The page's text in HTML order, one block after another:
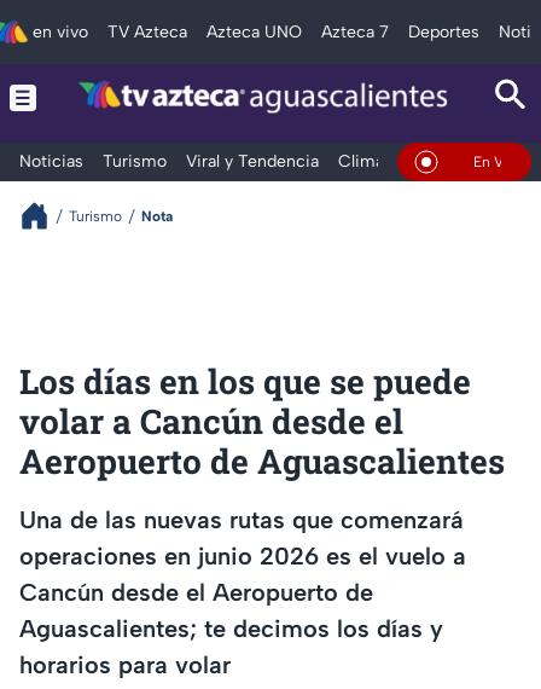
en vivo TV Azteca Azteca UNO Azteca 7 Deportes
Noticias Turismo Viral y Tendencia Clima Deportes En Vivo
Turismo Nota
Los días en los que se puede
volar a Cancún desde el
Aeropuerto de Aguascalientes
Una de las nuevas rutas que comenzará
operaciones en junio 2026 es el vuelo a
Cancún desde el Aeropuerto de
Aguascalientes; te decimos los días y
horarios para volar